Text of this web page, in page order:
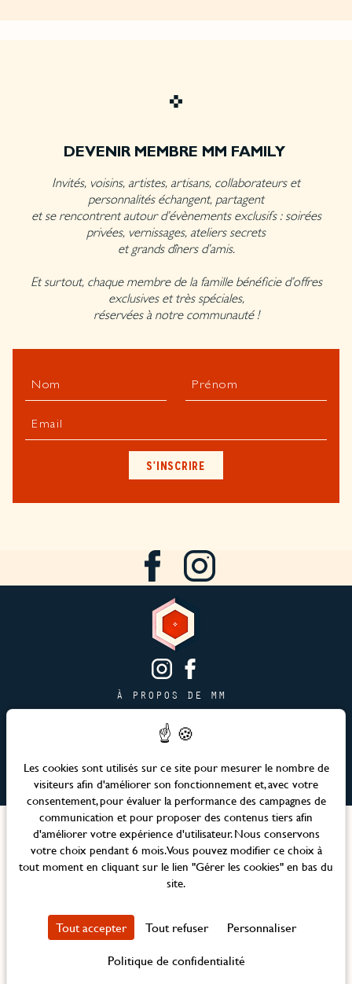
DEVENIR MEMBRE MM FAMILY
Invités, voisins, artistes, artisans, collaborateurs et
personnalités échangent, partagent
et se rencontrent autour d’évènements exclusifs : soirées
privées, vernissages, ateliers secrets
et grands dîners d’amis.
Et surtout, chaque membre de la famille bénéficie d’offres
exclusives et très spéciales,
réservées à notre communauté !
Nom Prénom
Email
S'INSCRIRE
À PROPOS DE MM
PAGE JOBS
PUBLICITÉ & PARTENARIATS
PLAN DU SITE
Langues
Site officiel – Maison Mère © 2026 Tous droits réservés
Politique de confidentialité
Création Agence WEBCOM
Les cookies sont utilisés sur ce site pour mesurer le nombre de
visiteurs afin d'améliorer son fonctionnement et, avec votre
consentement, pour évaluer la performance des campagnes de
communication et pour proposer des contenus tiers afin
d'améliorer votre expérience d'utilisateur. Nous conservons
votre choix pendant 6 mois. Vous pouvez modifier ce choix à
tout moment en cliquant sur le lien "Gérer les cookies" en bas du
site.
Tout accepter Tout refuser
Personnaliser
Politique de confidentialité